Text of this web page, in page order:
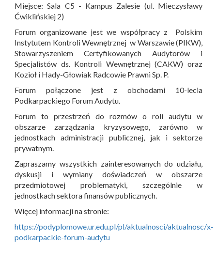
Miejsce: Sala C5 - Kampus Zalesie (ul. Mieczysławy
Ćwiklińskiej 2)
Forum organizowane jest we współpracy z Polskim
Instytutem Kontroli Wewnętrznej w Warszawie (PIKW),
Stowarzyszeniem Certyfikowanych Audytorów i
Specjalistów ds. Kontroli Wewnętrznej (CAKW) oraz
Kozioł i Hady-Głowiak Radcowie Prawni Sp. P.
Forum połączone jest z obchodami 10-lecia
Podkarpackiego Forum Audytu.
Forum to przestrzeń do rozmów o roli audytu w
obszarze zarządzania kryzysowego, zarówno w
jednostkach administracji publicznej, jak i sektorze
prywatnym.
Zapraszamy wszystkich zainteresowanych do udziału,
dyskusji i wymiany doświadczeń w obszarze
przedmiotowej problematyki, szczególnie w
jednostkach sektora finansów publicznych.
Więcej informacji na stronie:
https://podyplomowe.ur.edu.pl/pl/aktualnosci/aktualnosc/x-
podkarpackie-forum-audytu